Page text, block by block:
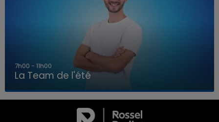
LA TEAM DE L'ÉTÉ
7h00 - 11h00
La Team de l'été